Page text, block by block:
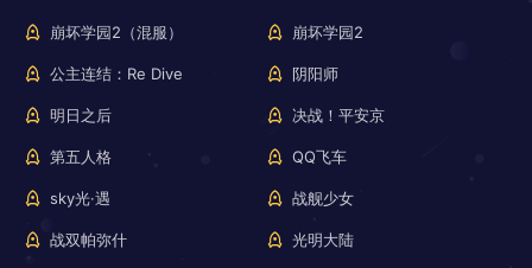
崩坏学园2（混服） 崩坏学园2
公主连结：Re Dive 阴阳师
明日之后 决战！平安京
第五人格 QQ飞车
sky光·遇 战舰少女
战双帕弥什 光明大陆